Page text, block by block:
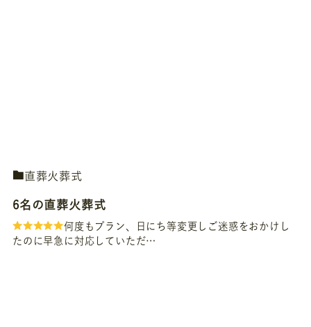
直葬火葬式
6名の直葬火葬式
何度もプラン、日にち等変更しご迷惑をおかけし
たのに早急に対応していただ…